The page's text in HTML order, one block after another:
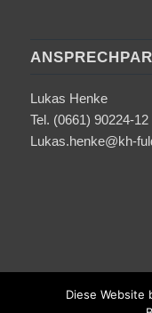
Lukas Henke
Tel. (0661) 90224-12
Lukas.henke@kh-
Diese Website